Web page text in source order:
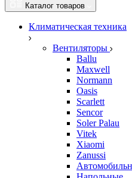
Каталог товаров
Климатическая техника
Вентиляторы
Ballu
Maxwell
Normann
Oasis
Scarlett
Sencor
Soler Palau
Vitek
Xiaomi
Zanussi